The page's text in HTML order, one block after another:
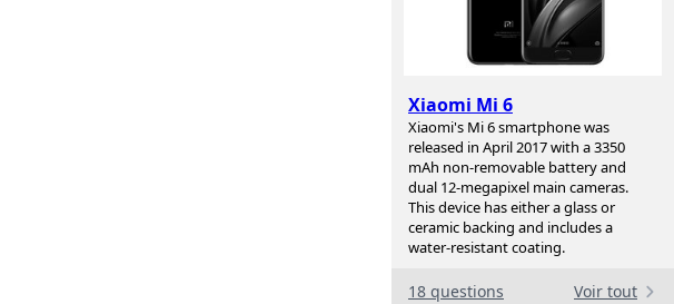
Xiaomi Mi 6
Xiaomi's Mi 6 smartphone was
released in April 2017 with a 3350
mAh non-removable battery and
dual 12-megapixel main cameras.
This device has either a glass or
ceramic backing and includes a
water-resistant coating.
18 questions Voir tout